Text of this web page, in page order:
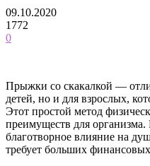
09.10.2020
1772
0
Прыжки со скакалкой —
детей, но и для взрослых,
Этот простой метод
преимуществ для
благотворное влияние на
требует больших финансовых